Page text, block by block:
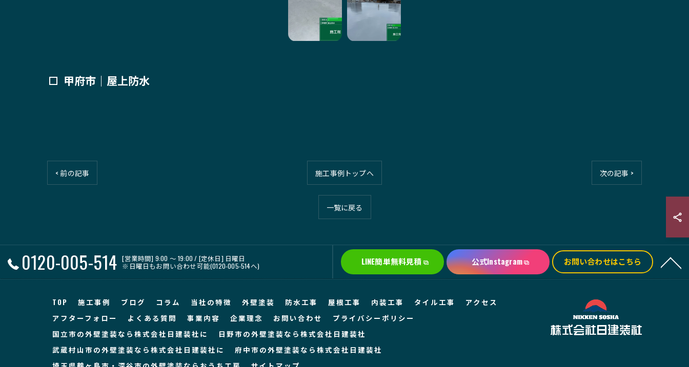
甲府市｜屋上防水
< 前の記事 施工事例トップへ 次の記事 >
一覧に戻る
0120-005-514 [営業時間] 9:00 〜 19:00 / [定休日] 日曜日
※日曜日もお問い合わせ可能(0120-005-514へ) LINE簡単無料見積 公式Instagram お問い合わせはこちら
TOP 施工事例 ブログ コラム 当社の特徴 外壁塗装 防水工事 屋根工事 内装工事 タイル工事
アクセス
アフターフォロー
よくある質問 事業内容 企業理念 お問い合わせ
プライバシーポリシー
国立市の外壁塗装なら株式会社日建装社に
日野市の外壁塗装なら株式会社日建装社
武蔵村山市の外壁塗装なら株式会社日建装社に
府中市の外壁塗装なら株式会社日建装社